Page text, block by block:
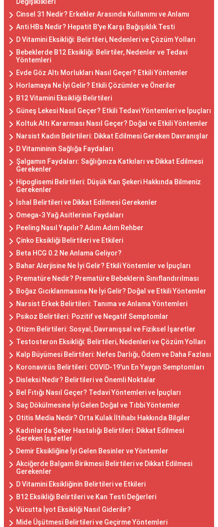
Cinsel 31 Nedir? Erkekler Arasında Kullanımı ve Anlamı
Anti HBs Nedir? Hepatit B'ye Karşı Bağışıklık Testi
D Vitamini Eksikliği: Belirtileri, Nedenleri ve Çözüm Yolları
Bebeklerde B12 Eksikliği: Belirtiler, Nedenler ve Tedavi
Yöntemleri
Evde Göz Altı Morlukları Nasıl Geçer? Etkili Yöntemler
Horlamaya Ne İyi Gelir? Etkili Çözümler ve Öneriler
B12 Vitamini Eksikliği Belirtileri
Güneş Lekesi Nasıl Geçer? Etkili Tedavi Yöntemleri ve İpuçları
Koltuk Altı Kararması Nasıl Geçer? Doğal ve Etkili Yöntemler
Narsist Kadın Belirtileri: Dikkat Edilmesi Gereken Davranışlar
D Vitamininin Sağlığa Faydaları
Şalgamın Faydaları: Sağlığınıza Katkıları ve Dikkat Edilmesi
Gerekenler
Hipoglisemi Belirtileri: Düşük Kan Şekeri Hakkında Bilmeniz
Gerekenler
İshal Belirtileri ve Dikkat Edilmesi Gerekenler
Omega-3 Yağ Asitlerinin Faydaları
Peeling Nasıl Yapılır? Adım Adım Rehber
Çinko Eksikliği Belirtileri ve Etkileri
Beta HCG 0.2 Ne Anlama Geliyor?
Bahar Alerjisine Ne İyi Gelir? Etkili Yöntemler ve İpuçları
Prematüre Nedir? Prematüre Bebeklerin Sınıflandırılması
Boğaz Gıcıklanmasına Ne İyi Gelir? Doğal ve Etkili Yöntemler
Narsist Erkek Belirtileri: Tanıma ve Anlama Yöntemleri
Psikoz Belirtileri: Pozitif ve Negatif Semptomlar
Otizm Belirtileri: Sosyal, Davranışsal ve Fiziksel İşaretler
Testosteron Eksikliği: Belirtileri, Nedenleri ve Çözüm Yolları
Kalp Büyümesi Belirtileri: Nefes Darlığı, Ödem ve Daha Fazlası
Koronavirüs Belirtileri: COVID-19'un En Yaygın Semptomları
Disleksi Nedir? Belirtileri ve Önemli Noktalar
Bel Fıtığı Nasıl Geçer? Tedavi Yöntemleri ve İpuçları
Saç Dökülmesine İyi Gelen Doğal ve Tıbbi Yöntemler
Otitis Media Nedir? Orta Kulak İltihabı Hakkında Bilgiler
Kadınlarda Şeker Hastalığı Belirtileri: Dikkat Edilmesi
Gereken İşaretler
Demir Eksikliğine İyi Gelen Besinler ve Yöntemler
Akciğerde Balgam Birikmesi Belirtileri ve Dikkat Edilmesi
Gerekenler
D Vitamini Eksikliğinin Belirtileri ve Etkileri
B12 Eksikliği Belirtileri ve Kan Testi Değerleri
Vücutta İyot Eksikliği Nasıl Giderilir?
Mide Üşütmesi Belirtileri ve Geçirme Yöntemleri